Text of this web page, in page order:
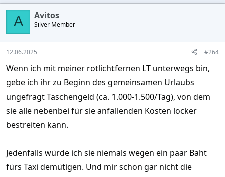
c
o
n
s
:
A Avitos
Silver Member
12.06.2025 #264
Wenn ich mit meiner rotlichtfernen LT unterwegs bin,
gebe ich ihr zu Beginn des gemeinsamen Urlaubs
ungefragt Taschengeld (ca. 1.000-1.500/Tag), von dem
sie alle nebenbei für sie anfallenden Kosten locker
bestreiten kann.
Jedenfalls würde ich sie niemals wegen ein paar Baht
fürs Taxi demütigen. Und mir schon gar nicht die